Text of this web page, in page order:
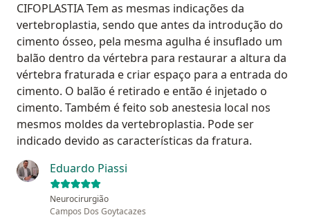
CIFOPLASTIA Tem as mesmas indicações da
vertebroplastia, sendo que antes da introdução do
cimento ósseo, pela mesma agulha é insuflado um
balão dentro da vértebra para restaurar a altura da
vértebra fraturada e criar espaço para a entrada do
cimento. O balão é retirado e então é injetado o
cimento. Também é feito sob anestesia local nos
mesmos moldes da vertebroplastia. Pode ser
indicado devido as características da fratura.
Eduardo Piassi
Neurocirurgião
Campos Dos Goytacazes